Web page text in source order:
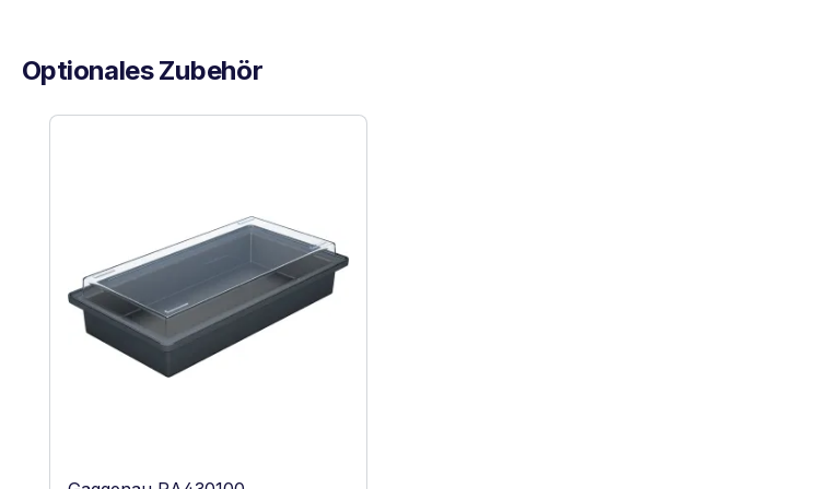
Optionales Zubehör
Produktgalerie überspringen